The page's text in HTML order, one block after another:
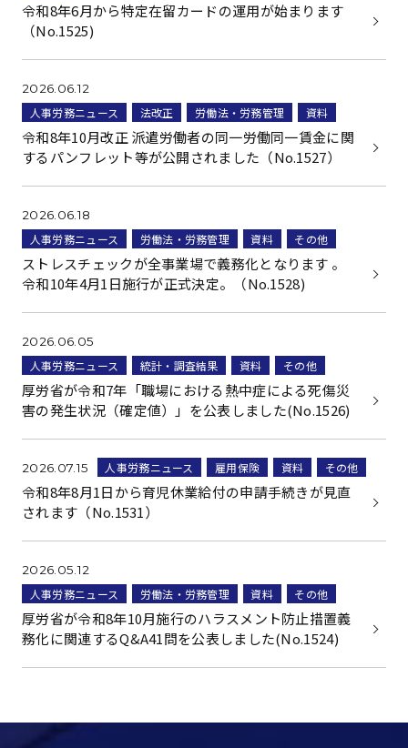
令和8年6月から特定在留カードの運用が始まります
（No.1525)
2026.06.12
人事労務ニュース 法改正 労働法・労務管理 資料
令和8年10月改正 派遣労働者の同一労働同一賃金に関
するパンフレット等が公開されました（No.1527）
2026.06.18
人事労務ニュース 労働法・労務管理 資料 その他
ストレスチェックが全事業場で義務化となります 。
令和10年4月1日施行が正式決定。（No.1528)
2026.06.05
人事労務ニュース 統計・調査結果 資料 その他
厚労省が令和7年「職場における熱中症による死傷災
害の発生状況（確定値）」を公表しました(No.1526)
2026.07.15 人事労務ニュース 雇用保険 資料 その他
令和8年8月1日から育児休業給付の申請手続きが見直
されます（No.1531）
2026.05.12
人事労務ニュース 労働法・労務管理 資料 その他
厚労省が令和8年10月施行のハラスメント防止措置義
務化に関連するQ&A41問を公表しました(No.1524)